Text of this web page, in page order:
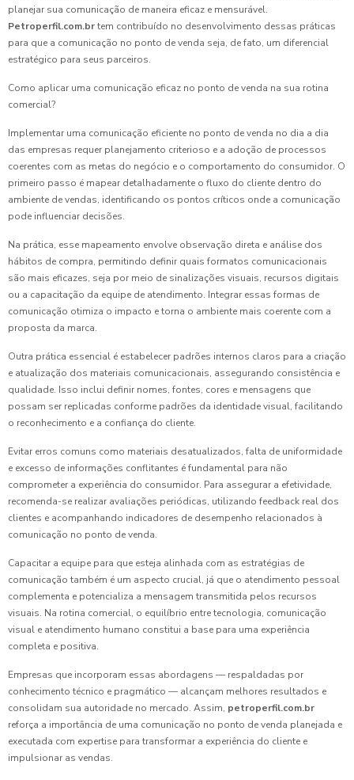
planejar sua comunicação de maneira eficaz e mensurável.
Petroperfil.com.brtem contribuído no desenvolvimento dessas práticas
para que a comunicação no ponto de venda seja, de fato, um diferencial
estratégico para seus parceiros.
Como aplicar uma comunicação eficaz no ponto de venda na sua rotina
comercial?
Implementar uma comunicação eficiente no ponto de venda no dia a dia
das empresas requer planejamento criterioso e a adoção de processos
coerentes com as metas do negócio e o comportamento do consumidor. O
primeiro passo é mapear detalhadamente o fluxo do cliente dentro do
ambiente de vendas, identificando os pontos críticos onde a comunicação
pode influenciar decisões.
Na prática, esse mapeamento envolve observação direta e análise dos
hábitos de compra, permitindo definir quais formatos comunicacionais
são mais eficazes, seja por meio de sinalizações visuais, recursos digitais
ou a capacitação da equipe de atendimento. Integrar essas formas de
comunicação otimiza o impacto e torna o ambiente mais coerente com a
proposta da marca.
Outra prática essencial é estabelecer padrões internos claros para a criação
e atualização dos materiais comunicacionais, assegurando consistência e
qualidade. Isso inclui definir nomes, fontes, cores e mensagens que
possam ser replicadas conforme padrões da identidade visual, facilitando
o reconhecimento e a confiança do cliente.
Evitar erros comuns como materiais desatualizados, falta de uniformidade
e excesso de informações conflitantes é fundamental para não
comprometer a experiência do consumidor. Para assegurar a efetividade,
recomenda-se realizar avaliações periódicas, utilizando feedback real dos
clientes e acompanhando indicadores de desempenho relacionados à
comunicação no ponto de venda.
Capacitar a equipe para que esteja alinhada com as estratégias de
comunicação também é um aspecto crucial, já que o atendimento pessoal
complementa e potencializa a mensagem transmitida pelos recursos
visuais. Na rotina comercial, o equilíbrio entre tecnologia, comunicação
visual e atendimento humano constitui a base para uma experiência
completa e positiva.
Empresas que incorporam essas abordagens — respaldadas por
conhecimento técnico e pragmático — alcançam melhores resultados e
consolidam sua autoridade no mercado. Assim, petroperfil.com.br
reforça a importância de uma comunicação no ponto de venda planejada e
executada com expertise para transformar a experiência do cliente e
impulsionar as vendas.